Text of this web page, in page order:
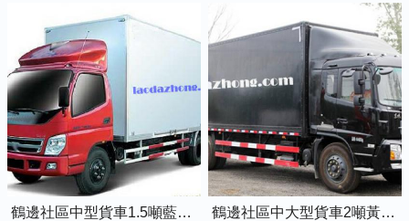
鶴邊社區中型貨車1.5噸藍牌4米2廂式貨車 鶴邊社區中大型貨車2噸黃牌5米2廂式貨車